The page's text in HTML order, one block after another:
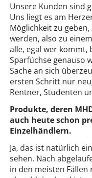
Unsere Kunden sind
Uns liegt es am
Möglichkeit zu
werden, also zu
alle, egal wer kommt,
Sparfüchse genauso
Sache an sich
ersten Schritt nur
Rentner, Studenten
Produkte, deren
auch heute schon
Einzelhändlern.
Ja, das ist natürlich
sehen. Nach
in den meisten